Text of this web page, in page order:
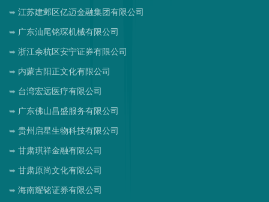
江苏建邺区亿迈金融集团有限公司
广东汕尾铭琛机械有限公司
浙江余杭区安宁证券有限公司
内蒙古阳正文化有限公司
台湾宏远医疗有限公司
广东佛山昌盛服务有限公司
贵州启星生物科技有限公司
甘肃琪祥金融有限公司
甘肃原尚文化有限公司
海南耀铭证券有限公司